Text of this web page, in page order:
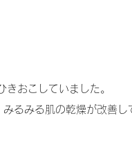
おこしていました。
るみる肌の乾燥が改善し